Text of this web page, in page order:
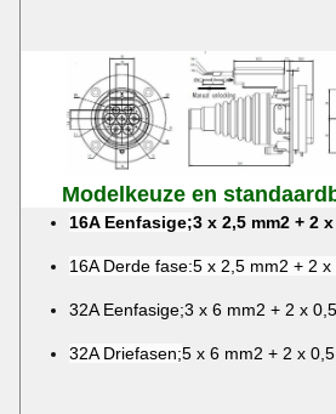
Modelkeuze en
16A Eenfasige;3 x 2,5 mm2 + 2
16A Derde fase:5 x 2,5 mm2 + 2 x
32A Eenfasige;3 x 6 mm2 + 2 x
32A Driefasen;5 x 6 mm2 + 2 x